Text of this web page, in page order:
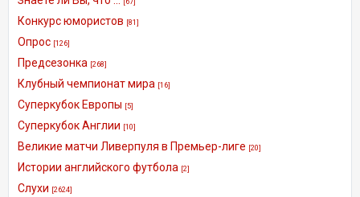
Конкурс юмористов [81]
Опрос [126]
Предсезонка [268]
Клубный чемпионат мира [16]
Суперкубок Европы [5]
Суперкубок Англии [10]
Великие матчи Ливерпуля в Премьер-лиге [20]
Истории английского футбола [2]
Слухи [2624]